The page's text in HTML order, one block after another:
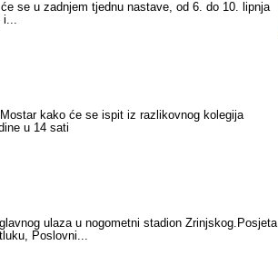
se u zadnjem tjednu nastave, od 6. do 10. lipnja
i...
kako će se ispit iz razlikovnog kolegija
u 14 sati
ulaza u nogometni stadion Zrinjskog.Posjeta
Poslovni...